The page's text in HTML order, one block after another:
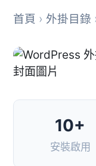
首頁 › 外掛目錄
10+
安裝啟用